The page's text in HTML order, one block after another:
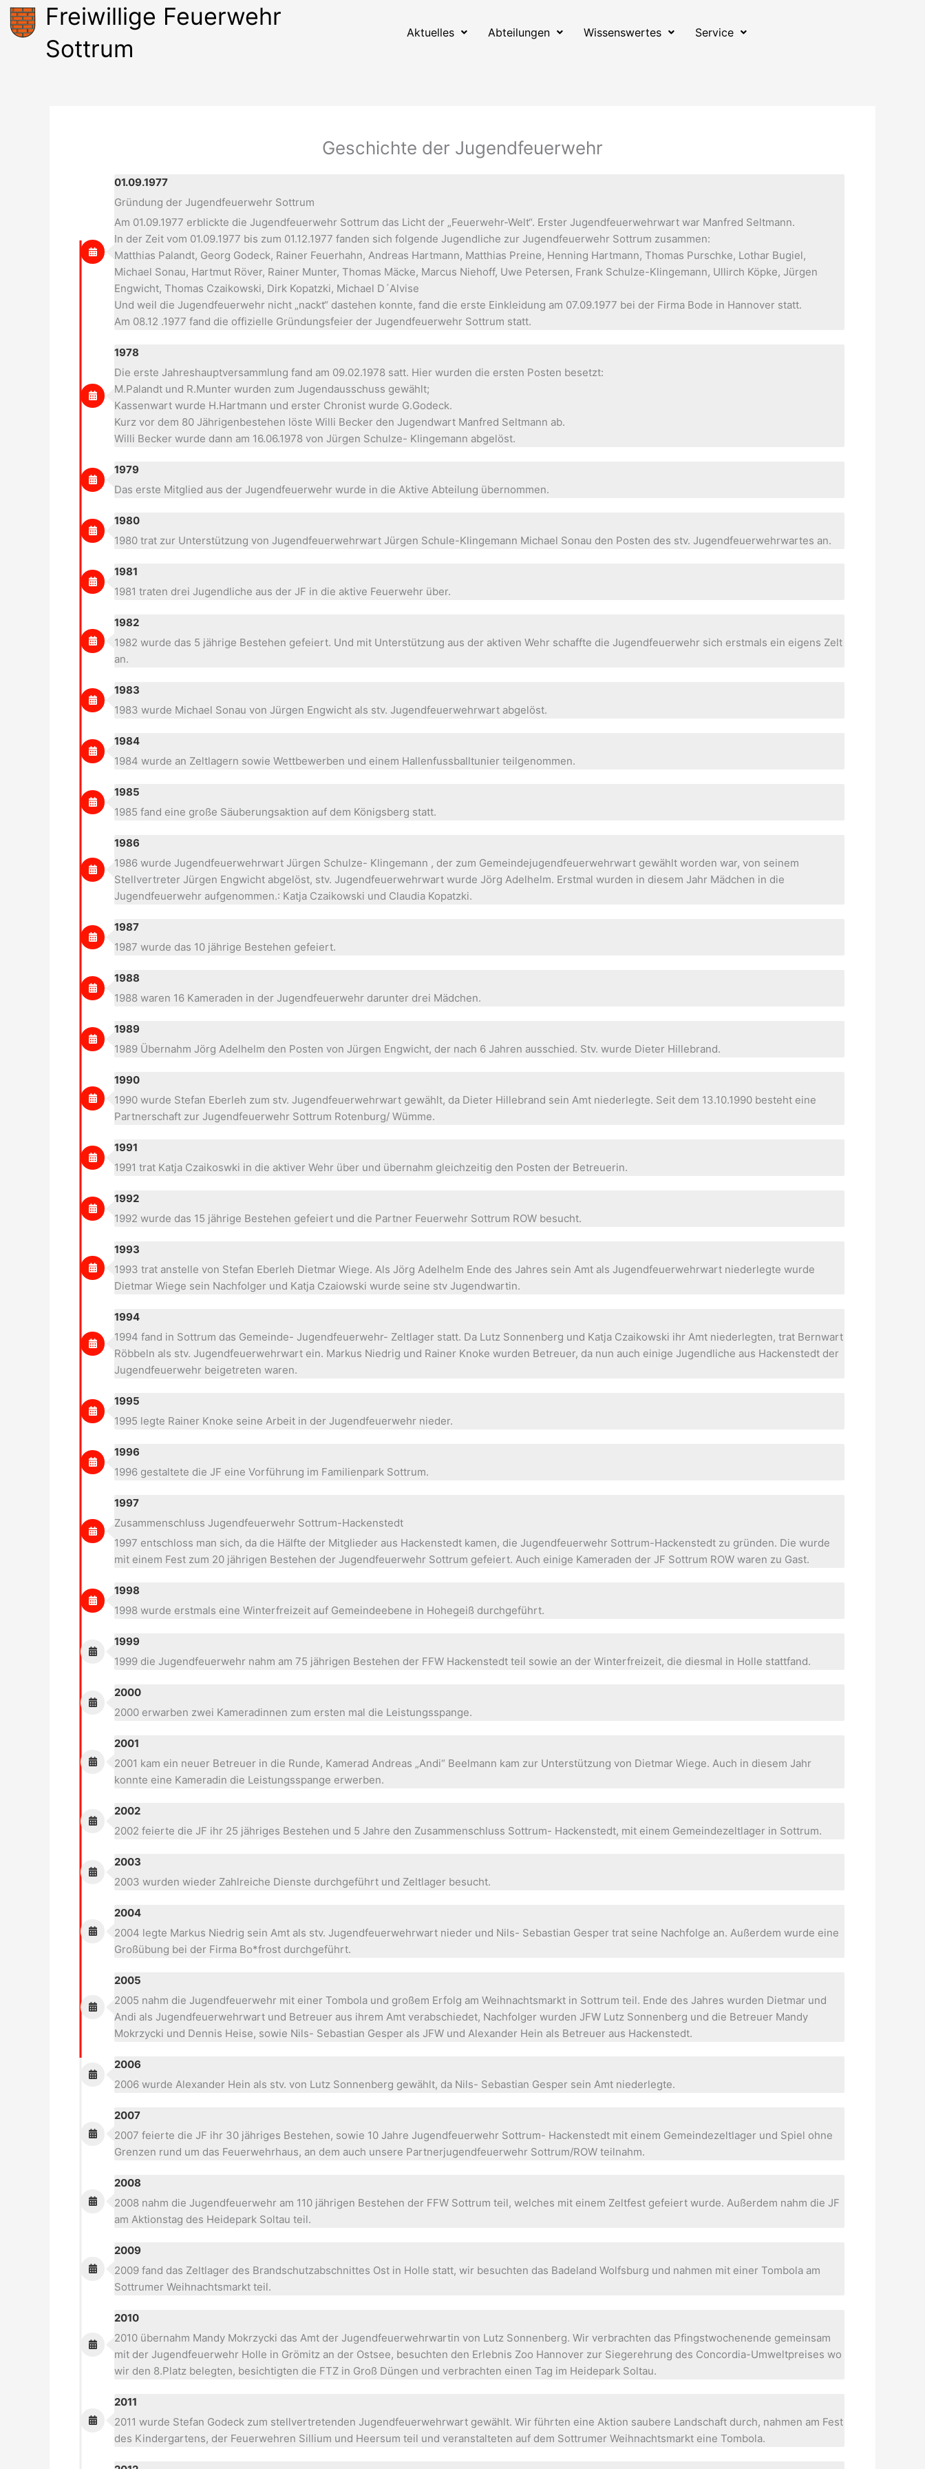
Zum
Inhalt
springen
Freiwillige Feuerwehr
Sottrum
Aktuelles Abteilungen Wissenswertes Service
Geschichte der Jugendfeuerwehr
01.09.1977
Gründung der Jugendfeuerwehr Sottrum
Am 01.09.1977 erblickte die Jugendfeuerwehr Sottrum das Licht der „Feuerwehr-Welt“. Erster Jugendfeuerwehrwart war Manfred Seltmann.
In der Zeit vom 01.09.1977 bis zum 01.12.1977 fanden sich folgende Jugendliche zur Jugendfeuerwehr Sottrum zusammen:
Matthias Palandt, Georg Godeck, Rainer Feuerhahn, Andreas Hartmann, Matthias Preine, Henning Hartmann, Thomas Purschke, Lothar Bugiel,
Michael Sonau, Hartmut Röver, Rainer Munter, Thomas Mäcke, Marcus Niehoff, Uwe Petersen, Frank Schulze-Klingemann, Ullirch Köpke, Jürgen
Engwicht, Thomas Czaikowski, Dirk Kopatzki, Michael D´Alvise
Und weil die Jugendfeuerwehr nicht „nackt“ dastehen konnte, fand die erste Einkleidung am 07.09.1977 bei der Firma Bode in Hannover statt.
Am 08.12 .1977 fand die offizielle Gründungsfeier der Jugendfeuerwehr Sottrum statt.
1978
Die erste Jahreshauptversammlung fand am 09.02.1978 satt. Hier wurden die ersten Posten besetzt:
M.Palandt und R.Munter wurden zum Jugendausschuss gewählt;
Kassenwart wurde H.Hartmann und erster Chronist wurde G.Godeck.
Kurz vor dem 80 Jährigenbestehen löste Willi Becker den Jugendwart Manfred Seltmann ab.
Willi Becker wurde dann am 16.06.1978 von Jürgen Schulze- Klingemann abgelöst.
1979
Das erste Mitglied aus der Jugendfeuerwehr wurde in die Aktive Abteilung übernommen.
1980
1980 trat zur Unterstützung von Jugendfeuerwehrwart Jürgen Schule-Klingemann Michael Sonau den Posten des stv. Jugendfeuerwehrwartes an.
1981
1981 traten drei Jugendliche aus der JF in die aktive Feuerwehr über.
1982
1982 wurde das 5 jährige Bestehen gefeiert. Und mit Unterstützung aus der aktiven Wehr schaffte die Jugendfeuerwehr sich erstmals ein eigens Zelt
an.
1983
1983 wurde Michael Sonau von Jürgen Engwicht als stv. Jugendfeuerwehrwart abgelöst.
1984
1984 wurde an Zeltlagern sowie Wettbewerben und einem Hallenfussballtunier teilgenommen.
1985
1985 fand eine große Säuberungsaktion auf dem Königsberg statt.
1986
1986 wurde Jugendfeuerwehrwart Jürgen Schulze- Klingemann , der zum Gemeindejugendfeuerwehrwart gewählt worden war, von seinem
Stellvertreter Jürgen Engwicht abgelöst, stv. Jugendfeuerwehrwart wurde Jörg Adelhelm. Erstmal wurden in diesem Jahr Mädchen in die
Jugendfeuerwehr aufgenommen.: Katja Czaikowski und Claudia Kopatzki.
1987
1987 wurde das 10 jährige Bestehen gefeiert.
1988
1988 waren 16 Kameraden in der Jugendfeuerwehr darunter drei Mädchen.
1989
1989 Übernahm Jörg Adelhelm den Posten von Jürgen Engwicht, der nach 6 Jahren ausschied. Stv. wurde Dieter Hillebrand.
1990
1990 wurde Stefan Eberleh zum stv. Jugendfeuerwehrwart gewählt, da Dieter Hillebrand sein Amt niederlegte. Seit dem 13.10.1990 besteht eine
Partnerschaft zur Jugendfeuerwehr Sottrum Rotenburg/ Wümme.
1991
1991 trat Katja Czaikoswki in die aktiver Wehr über und übernahm gleichzeitig den Posten der Betreuerin.
1992
1992 wurde das 15 jährige Bestehen gefeiert und die Partner Feuerwehr Sottrum ROW besucht.
1993
1993 trat anstelle von Stefan Eberleh Dietmar Wiege. Als Jörg Adelhelm Ende des Jahres sein Amt als Jugendfeuerwehrwart niederlegte wurde
Dietmar Wiege sein Nachfolger und Katja Czaiowski wurde seine stv Jugendwartin.
1994
1994 fand in Sottrum das Gemeinde- Jugendfeuerwehr- Zeltlager statt. Da Lutz Sonnenberg und Katja Czaikowski ihr Amt niederlegten, trat Bernwart
Röbbeln als stv. Jugendfeuerwehrwart ein. Markus Niedrig und Rainer Knoke wurden Betreuer, da nun auch einige Jugendliche aus Hackenstedt der
Jugendfeuerwehr beigetreten waren.
1995
1995 legte Rainer Knoke seine Arbeit in der Jugendfeuerwehr nieder.
1996
1996 gestaltete die JF eine Vorführung im Familienpark Sottrum.
1997
Zusammenschluss Jugendfeuerwehr Sottrum-Hackenstedt
1997 entschloss man sich, da die Hälfte der Mitglieder aus Hackenstedt kamen, die Jugendfeuerwehr Sottrum-Hackenstedt zu gründen. Die wurde
mit einem Fest zum 20 jährigen Bestehen der Jugendfeuerwehr Sottrum gefeiert. Auch einige Kameraden der JF Sottrum ROW waren zu Gast.
1998
1998 wurde erstmals eine Winterfreizeit auf Gemeindeebene in Hohegeiß durchgeführt.
1999
1999 die Jugendfeuerwehr nahm am 75 jährigen Bestehen der FFW Hackenstedt teil sowie an der Winterfreizeit, die diesmal in Holle stattfand.
2000
2000 erwarben zwei Kameradinnen zum ersten mal die Leistungsspange.
2001
2001 kam ein neuer Betreuer in die Runde, Kamerad Andreas „Andi“ Beelmann kam zur Unterstützung von Dietmar Wiege. Auch in diesem Jahr
konnte eine Kameradin die Leistungsspange erwerben.
2002
2002 feierte die JF ihr 25 jähriges Bestehen und 5 Jahre den Zusammenschluss Sottrum- Hackenstedt, mit einem Gemeindezeltlager in Sottrum.
2003
2003 wurden wieder Zahlreiche Dienste durchgeführt und Zeltlager besucht.
2004
2004 legte Markus Niedrig sein Amt als stv. Jugendfeuerwehrwart nieder und Nils- Sebastian Gesper trat seine Nachfolge an. Außerdem wurde eine
Großübung bei der Firma Bo*frost durchgeführt.
2005
2005 nahm die Jugendfeuerwehr mit einer Tombola und großem Erfolg am Weihnachtsmarkt in Sottrum teil. Ende des Jahres wurden Dietmar und
Andi als Jugendfeuerwehrwart und Betreuer aus ihrem Amt verabschiedet, Nachfolger wurden JFW Lutz Sonnenberg und die Betreuer Mandy
Mokrzycki und Dennis Heise, sowie Nils- Sebastian Gesper als JFW und Alexander Hein als Betreuer aus Hackenstedt.
2006
2006 wurde Alexander Hein als stv. von Lutz Sonnenberg gewählt, da Nils- Sebastian Gesper sein Amt niederlegte.
2007
2007 feierte die JF ihr 30 jähriges Bestehen, sowie 10 Jahre Jugendfeuerwehr Sottrum- Hackenstedt mit einem Gemeindezeltlager und Spiel ohne
Grenzen rund um das Feuerwehrhaus, an dem auch unsere Partnerjugendfeuerwehr Sottrum/ROW teilnahm.
2008
2008 nahm die Jugendfeuerwehr am 110 jährigen Bestehen der FFW Sottrum teil, welches mit einem Zeltfest gefeiert wurde. Außerdem nahm die JF
am Aktionstag des Heidepark Soltau teil.
2009
2009 fand das Zeltlager des Brandschutzabschnittes Ost in Holle statt, wir besuchten das Badeland Wolfsburg und nahmen mit einer Tombola am
Sottrumer Weihnachtsmarkt teil.
2010
2010 übernahm Mandy Mokrzycki das Amt der Jugendfeuerwehrwartin von Lutz Sonnenberg. Wir verbrachten das Pfingstwochenende gemeinsam
mit der Jugendfeuerwehr Holle in Grömitz an der Ostsee, besuchten den Erlebnis Zoo Hannover zur Siegerehrung des Concordia-Umweltpreises wo
wir den 8.Platz belegten, besichtigten die FTZ in Groß Düngen und verbrachten einen Tag im Heidepark Soltau.
2011
2011 wurde Stefan Godeck zum stellvertretenden Jugendfeuerwehrwart gewählt. Wir führten eine Aktion saubere Landschaft durch, nahmen am Fest
des Kindergartens, der Feuerwehren Sillium und Heersum teil und veranstalteten auf dem Sottrumer Weihnachtsmarkt eine Tombola.